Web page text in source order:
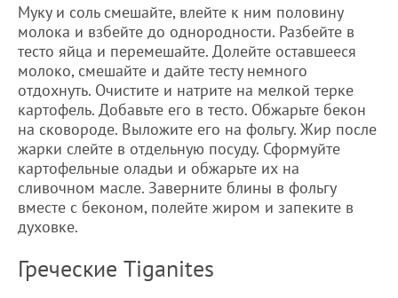
Муку и соль смешайте, влейте к ним половину
молока и взбейте до однородности. Разбейте в
тесто яйца и перемешайте. Долейте оставшееся
молоко, смешайте и дайте тесту немного
отдохнуть. Очистите и натрите на мелкой терке
картофель. Добавьте его в тесто. Обжарьте бекон
на сковороде. Выложите его на фольгу. Жир после
жарки слейте в отдельную посуду. Сформуйте
картофельные оладьи и обжарьте их на
сливочном масле. Заверните блины в фольгу
вместе с беконом, полейте жиром и запеките в
духовке.
Греческие Tiganites